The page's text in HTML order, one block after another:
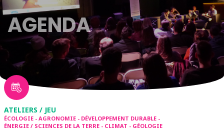
AGENDA
ATELIERS / JEU
ÉCOLOGIE - AGRONOMIE - DÉVELOPPEMENT DURABLE -
ÉNERGIE / SCIENCES DE LA TERRE - CLIMAT - GÉOLOGIE